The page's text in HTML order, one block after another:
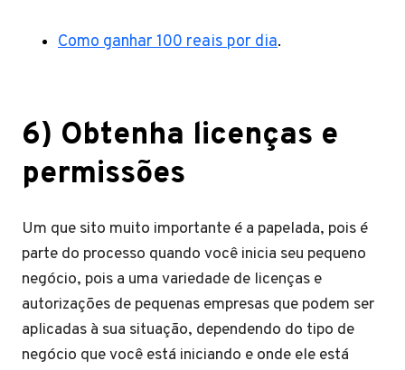
Como ganhar 100 reais por dia.
6) Obtenha licenças e
permissões
Um que sito muito importante é a papelada, pois é
parte do processo quando você inicia seu pequeno
negócio, pois a uma variedade de licenças e
autorizações de pequenas empresas que podem ser
aplicadas à sua situação, dependendo do tipo de
negócio que você está iniciando e onde ele está